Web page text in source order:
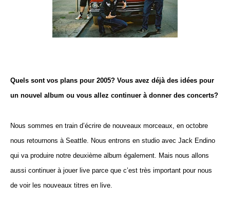
Quels sont vos plans pour 2005? Vous avez déjà des idées pour
un nouvel album ou vous allez continuer à donner des concerts?
Nous sommes en train d’écrire de nouveaux morceaux, en octobre
nous retournons à Seattle. Nous entrons en studio avec Jack Endino
qui va produire notre deuxième album également. Mais nous allons
aussi continuer à jouer live parce que c’est très important pour nous
de voir les nouveaux titres en live.